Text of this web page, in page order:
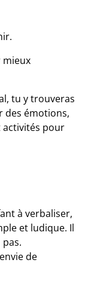
mieux
tu y trouveras
des émotions,
activités pour
à verbaliser,
et ludique. Il
de